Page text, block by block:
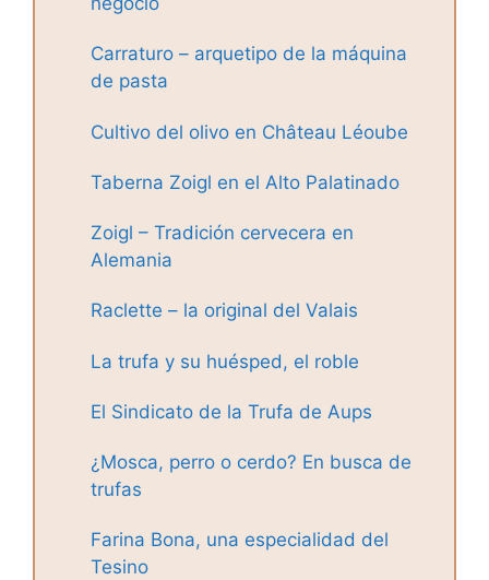
Carraturo – arquetipo de la máquina
de pasta
Cultivo del olivo en Château Léoube
Taberna Zoigl en el Alto Palatinado
Zoigl – Tradición cervecera en
Alemania
Raclette – la original del Valais
La trufa y su huésped, el roble
El Sindicato de la Trufa de Aups
¿Mosca, perro o cerdo? En busca de
trufas
Farina Bona, una especialidad del
Tesino